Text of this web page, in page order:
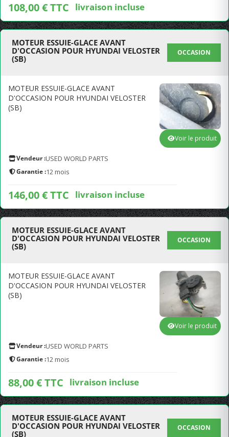
108,00 € TTC livraison incluse
MOTEUR ESSUIE-GLACE AVANT
D'OCCASION POUR HYUNDAI VELOSTER
(SB)
OCCASION
MOTEUR ESSUIE-GLACE AVANT
D'OCCASION POUR HYUNDAI VELOSTER
(SB)
Vendeur :USED WORLD PARTS
Garantie :12 mois
146,00 € TTC livraison incluse
Voir le produit
MOTEUR ESSUIE-GLACE AVANT
D'OCCASION POUR HYUNDAI VELOSTER
(SB)
OCCASION
MOTEUR ESSUIE-GLACE AVANT
D'OCCASION POUR HYUNDAI VELOSTER
(SB)
Vendeur :USED WORLD PARTS
Garantie :12 mois
88,00 € TTC livraison incluse
Voir le produit
MOTEUR ESSUIE-GLACE AVANT
D'OCCASION POUR HYUNDAI VELOSTER
(SB)
OCCASION